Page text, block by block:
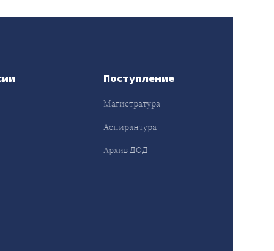
Поступление
Магистратура
Аспирантура
Архив ДОД